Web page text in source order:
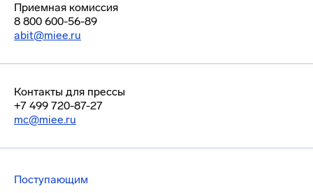
Приемная комиссия
8 800 600-56-89
abit@miee.ru
Контакты для прессы
+7 499 720-87-27
mc@miee.ru
Поступающим